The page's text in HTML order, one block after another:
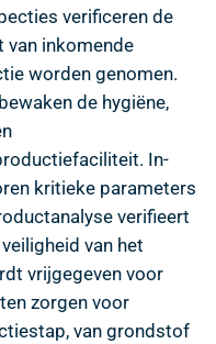
verificeren de
van inkomende
worden genomen.
de hygiëne,
In-
kritieke parameters
verifieert
van het
vrijgegeven voor
zorgen voor
van grondstof